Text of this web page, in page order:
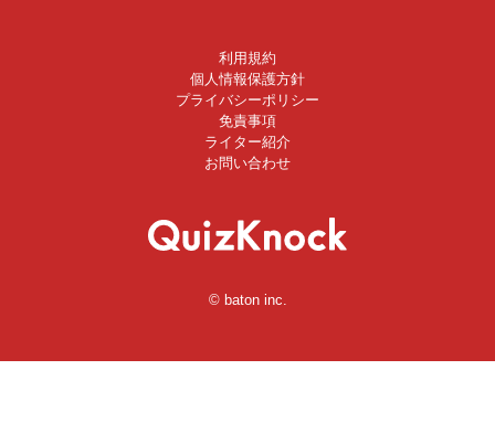
利用規約
個人情報保護方針
プライバシーポリシー
免責事項
ライター紹介
お問い合わせ
© baton inc.